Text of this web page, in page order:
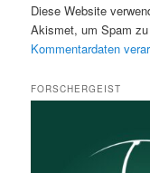
Diese Website
Akismet, um Spam
Kommentardaten
FORSCHERGEIST